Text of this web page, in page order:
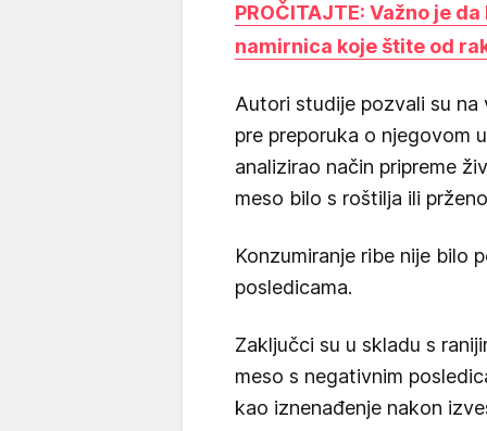
PROČITAJTE: Važno je
namirnica koje štite od
Autori studije pozvali su na
pre preporuka o njegovom
analizirao način pripreme
meso bilo s roštilja ili
Konzumiranje ribe nije bilo
posledicama.
Zaključci su u skladu s
meso s negativnim
kao iznenađenje nakon